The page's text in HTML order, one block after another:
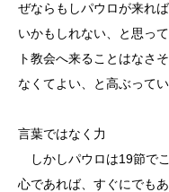
ぜならもしパウロが来れ
いかもしれない、と思っ
ト教会へ来ることはなさ
なくてよい、と高ぶってい
言葉ではなく力
しかしパウロは19節で
心であれば、すぐにでも